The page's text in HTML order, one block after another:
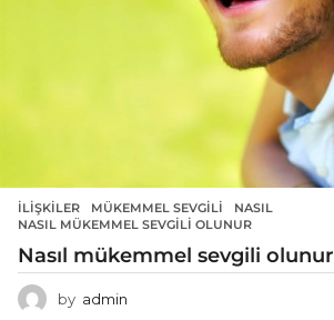
İLIŞKILER MÜKEMMEL SEVGILI ,NASIL
NASIL MÜKEMMEL SEVGILI OLUNUR
Nasıl mükemmel sevgili olunur
by admin